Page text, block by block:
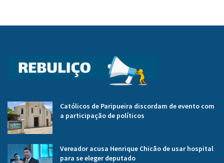
Católicos de Paripueira discordam de evento com
a participação de políticos
Vereador acusa Henrique Chicão de usar hospital
para se eleger deputado